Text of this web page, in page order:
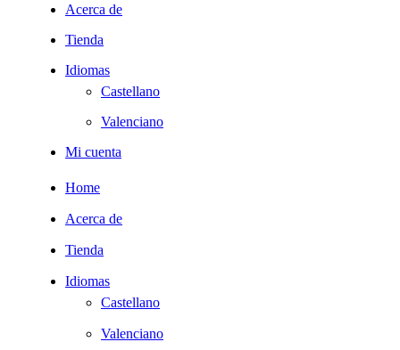
Acerca de
Tienda
Idiomas
Castellano
Valenciano
Mi cuenta
Home
Acerca de
Tienda
Idiomas
Castellano
Valenciano